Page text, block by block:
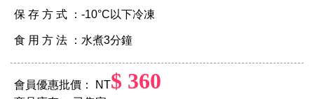
保 存 方 式 ：-10°C以下冷凍
食 用 方 法 ：水煮3分鐘
會員優惠批價： NT$ 360